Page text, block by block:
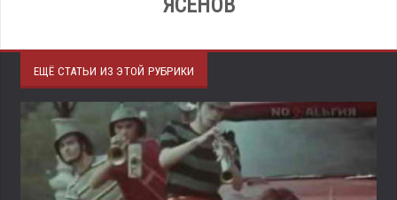
ЯСЕНОВ
ЕЩЁ СТАТЬИ ИЗ ЭТОЙ РУБРИКИ